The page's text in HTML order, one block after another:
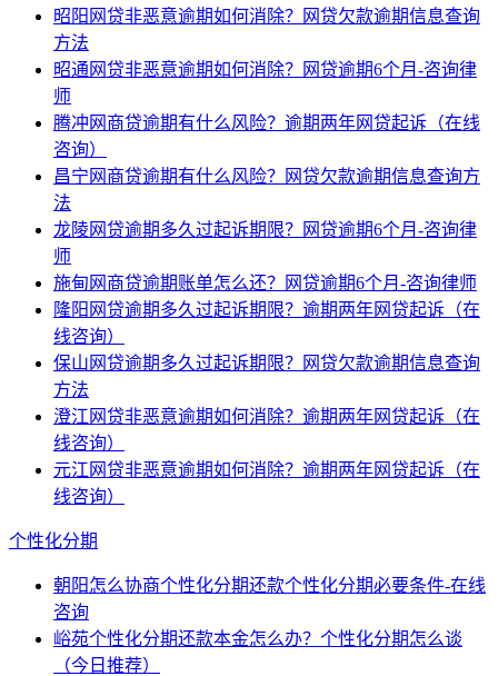
昭阳网贷非恶意逾期如何消除？网贷欠款逾期信息查询
方法
昭通网贷非恶意逾期如何消除？网贷逾期6个月-咨询律
师
腾冲网商贷逾期有什么风险？逾期两年网贷起诉（在线
咨询）
昌宁网商贷逾期有什么风险？网贷欠款逾期信息查询方
法
龙陵网贷逾期多久过起诉期限？网贷逾期6个月-咨询律
师
施甸网商贷逾期账单怎么还？网贷逾期6个月-咨询律师
隆阳网贷逾期多久过起诉期限？逾期两年网贷起诉（在
线咨询）
保山网贷逾期多久过起诉期限？网贷欠款逾期信息查询
方法
澄江网贷非恶意逾期如何消除？逾期两年网贷起诉（在
线咨询）
元江网贷非恶意逾期如何消除？逾期两年网贷起诉（在
线咨询）
个性化分期
朝阳怎么协商个性化分期还款个性化分期必要条件-在线
咨询
峪苑个性化分期还款本金怎么办？个性化分期怎么谈
（今日推荐）